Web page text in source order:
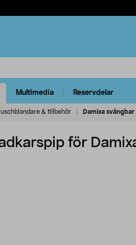
Multimedia Reservdelar
& tillbehör Damixa
för